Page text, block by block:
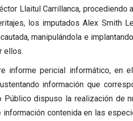
Llaitul Carrillanca, procediendo
los imputados Alex Smith
manipulándola e
ellos.
informe pericial informático, en
información que
dispuso la realización de
contenida en las